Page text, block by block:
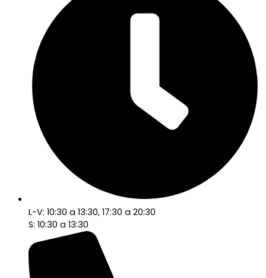
L-V: 10:30 a 13:30, 17:30 a 20:30
S: 10:30 a 13:30